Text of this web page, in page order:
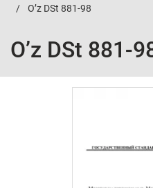
O’z DSt 881-98
O’z DSt 881-